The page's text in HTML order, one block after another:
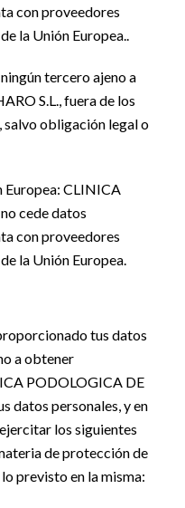
con proveedores
la Unión Europea..
tercero ajeno a
S.L., fuera de los
obligación legal o
Europea: CLINICA
cede datos
con proveedores
la Unión Europea.
tus datos
a obtener
PODOLOGICA DE
datos personales, y en
los siguientes
de protección de
previsto en la misma: